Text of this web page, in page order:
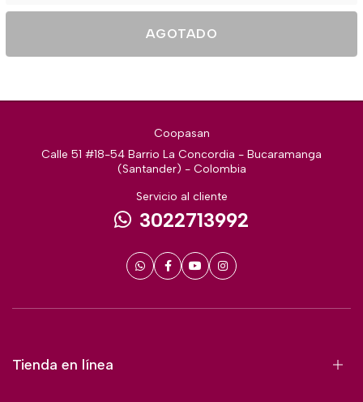
AGOTADO
Coopasan
Calle 51 #18-54 Barrio La Concordia - Bucaramanga
(Santander) - Colombia
Servicio al cliente
3022713992
Tienda en línea